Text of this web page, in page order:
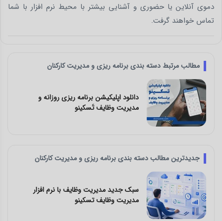
دموی آنلاین یا حضوری و آشنایی بیشتر با محیط نرم افزار با شما
تماس خواهند گرفت.
مطالب مرتبط دسته بندی برنامه ریزی و مدیریت کارکنان
معرفی بهترین اپلیکیشن و نرم افزار برنامه
ریزی و مدیریت کارها
جدیدترین مطالب دسته بندی برنامه ریزی و مدیریت کارکنان
چالش‌ های کار تیمی و راه‌ حل آن با نرم
مدیریت وظایف تسکینو